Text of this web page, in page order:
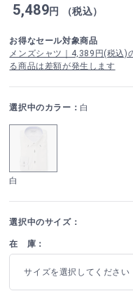
5,489円 （税込）
お得なセール対象商品
メンズシャツ｜4,389円(税込
る商品は差額が発生します
選択中のカラー： 白
白
選択中のサイズ：
在 庫：
サイズを選択してください